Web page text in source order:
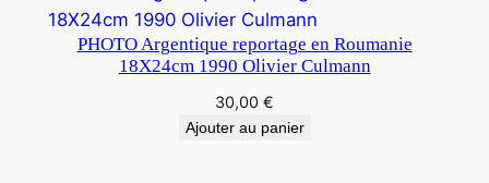
PHOTO Argentique reportage en Roumanie
18X24cm 1990 Olivier Culmann
30,00 €
Ajouter au panier